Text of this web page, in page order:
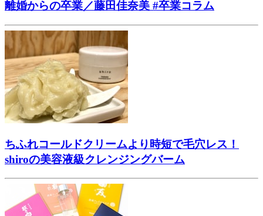
離婚からの卒業／藤田佳奈美 #卒業コラム
ちふれコールドクリームより時短で毛穴レス！
shiroの美容液級クレンジングバーム